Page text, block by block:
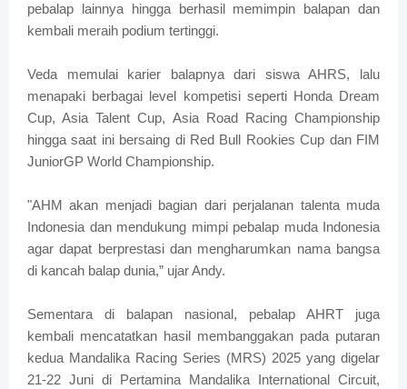
pebalap lainnya hingga berhasil memimpin balapan dan
kembali meraih podium tertinggi.
Veda memulai karier balapnya dari siswa AHRS, lalu
menapaki berbagai level kompetisi seperti Honda Dream
Cup, Asia Talent Cup, Asia Road Racing Championship
hingga saat ini bersaing di Red Bull Rookies Cup dan FIM
JuniorGP World Championship.
"AHM akan menjadi bagian dari perjalanan talenta muda
Indonesia dan mendukung mimpi pebalap muda Indonesia
agar dapat berprestasi dan mengharumkan nama bangsa
di kancah balap dunia,” ujar Andy.
Sementara di balapan nasional, pebalap AHRT juga
kembali mencatatkan hasil membanggakan pada putaran
kedua Mandalika Racing Series (MRS) 2025 yang digelar
21-22 Juni di Pertamina Mandalika International Circuit,